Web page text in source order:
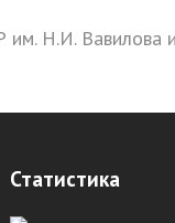
Н.И. Вавилова
Статистика